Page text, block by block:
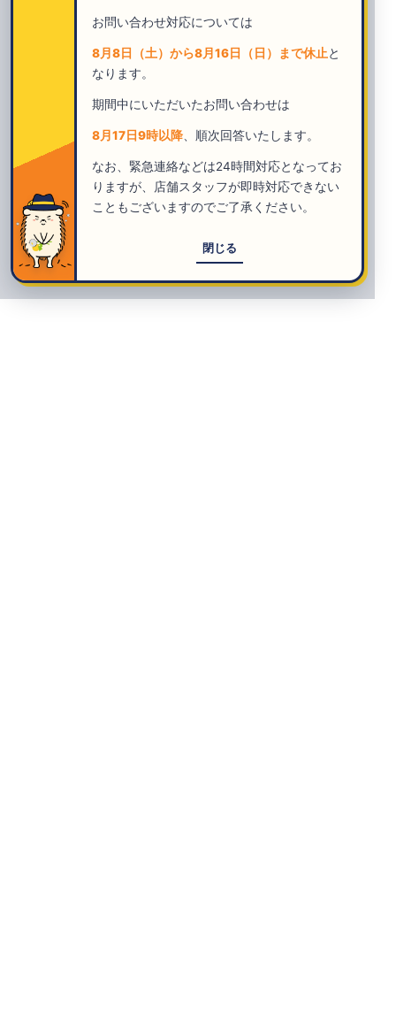
お問い合わせ対応については
8月8日（土）から8月16日（日）まで休止と
なります。
期間中にいただいたお問い合わせは
8月17日9時以降 、順次回答いたします。
なお、緊急連絡などは24時間対応となってお
りますが、店舗スタッフが即時対応できない
こともございますのでご了承ください。
閉じる